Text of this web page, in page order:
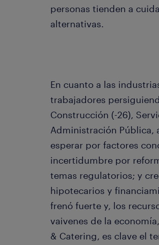
personas tienden a
alternativas.
En cuanto a las
trabajadores
Construcción (-26),
Administración Pública,
esperar por factores
incertidumbre por
temas regulatorios; y
hipotecarios y
frenó fuerte y, los
vaivenes de la
& Catering, es clave el